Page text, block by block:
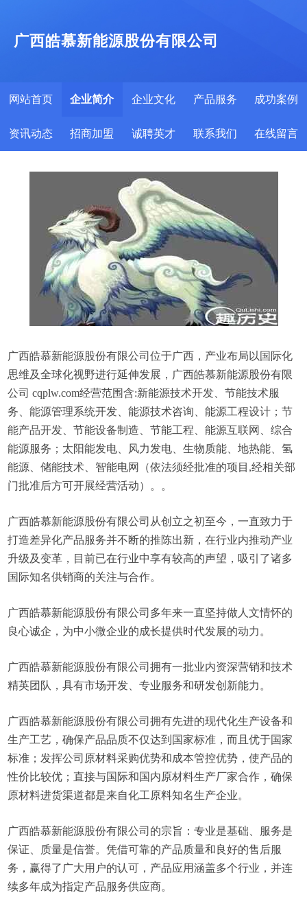
广西皓慕新能源股份有限公司
网站首页 企业简介 企业文化 产品服务 成功案例
资讯动态 招商加盟 诚聘英才 联系我们 在线留言
广西皓慕新能源股份有限公司位于广西，产业布局以国际化
思维及全球化视野进行延伸发展，广西皓慕新能源股份有限
公司 cqplw.com经营范围含:新能源技术开发、节能技术服
务、能源管理系统开发、能源技术咨询、能源工程设计；节
能产品开发、节能设备制造、节能工程、能源互联网、综合
能源服务；太阳能发电、风力发电、生物质能、地热能、氢
能源、储能技术、智能电网（依法须经批准的项目,经相关部
门批准后方可开展经营活动）。。
广西皓慕新能源股份有限公司从创立之初至今，一直致力于
打造差异化产品服务并不断的推陈出新，在行业内推动产业
升级及变革，目前已在行业中享有较高的声望，吸引了诸多
国际知名供销商的关注与合作。
广西皓慕新能源股份有限公司多年来一直坚持做人文情怀的
良心诚企，为中小微企业的成长提供时代发展的动力。
广西皓慕新能源股份有限公司拥有一批业内资深营销和技术
精英团队，具有市场开发、专业服务和研发创新能力。
广西皓慕新能源股份有限公司拥有先进的现代化生产设备和
生产工艺，确保产品品质不仅达到国家标准，而且优于国家
标准；发挥公司原材料采购优势和成本管控优势，使产品的
性价比较优；直接与国际和国内原材料生产厂家合作，确保
原材料进货渠道都是来自化工原料知名生产企业。
广西皓慕新能源股份有限公司的宗旨：专业是基础、服务是
保证、质量是信誉。凭借可靠的产品质量和良好的售后服
务，赢得了广大用户的认可，产品应用涵盖多个行业，并连
续多年成为指定产品服务供应商。